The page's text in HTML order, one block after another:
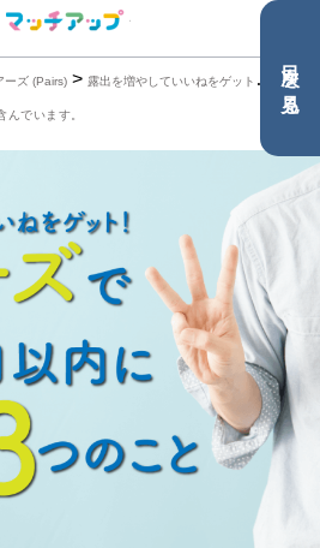
ーズ (Pairs) > 露出を増やしていいねをゲット！ペアーズ で登録３日以内にやるべき３つのこと
んでいます。
目次を見る